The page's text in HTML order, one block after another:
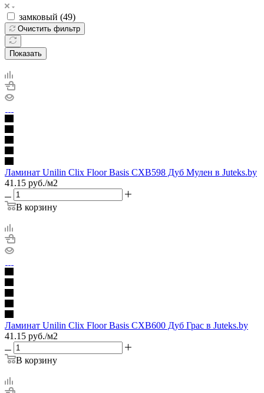
замковый (49)
Очистить фильтр
Показать
Ламинат Unilin Clix Floor Basis CXB598 Дуб Мулен в Juteks.by
41.15 руб./м2
В корзину
Ламинат Unilin Clix Floor Basis CXB600 Дуб Грас в Juteks.by
41.15 руб./м2
В корзину